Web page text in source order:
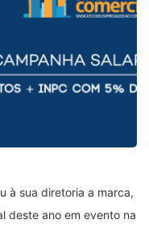
à sua diretoria a marca,
deste ano em evento na